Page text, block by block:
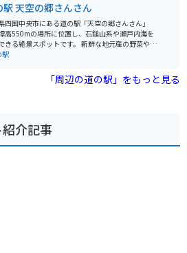
ーリングの拠点としても最適な場所です。
の猪肉を使った「しし鍋定食」です。猪肉特有の
味わえると評判です。また、バイクツーリングで
ライダーも多い道の駅です。道の駅には、広い駐
と休憩スペースが完備されているので、ツーリング
としても最適です。 周辺には、美しい渓谷美
います。自然豊かな愛媛県を満喫できる道の駅なの
駅 天空の郷さんさん
四国中央市にある道の駅「天空の郷さんさん」
高550mの場所に位置し、石鎚山系や瀬戸内海を
絶景スポットです。 新鮮な地元産の野菜や果
工品などが販売されているほか、レストランでは
鹿肉を使ったジビエ料理は人気です。 また、ライ
ズカフェも併設されており、ツーリング中の休憩に
ットも豊富です。
駅
「周辺の道の駅」をもっと見る
介記事